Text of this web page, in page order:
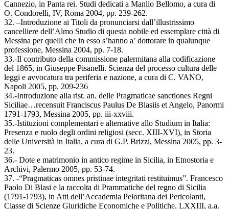
Cannezio, in Panta rei. Studi dedicati a Manlio Bellomo, a cura di
O. Condorelli, IV, Roma 2004, pp. 239-262.
32. –Introduzione ai Titoli da pronunciarsi dall’illustrissimo
cancelliere dell’Almo Studio di questa nobile ed essemplare città di
Messina per quelli che in esso s’hanno a’ dottorare in qualunque
professione, Messina 2004, pp. 7-18.
33.-Il contributo della commissione palermitana alla codificazione
del 1865, in Giuseppe Pisanelli. Scienza del processo cultura delle
leggi e avvocatura tra periferia e nazione, a cura di C. VANO,
Napoli 2005, pp. 209-236
34.-Introduzione alla rist. an. delle Pragmaticae sanctiones Regni
Siciliae…recensuit Franciscus Paulus De Blasiis et Angelo, Panormi
1791-1793, Messina 2005, pp. iii-xxviii.
35.-Istituzioni complementari e alternative allo Studium in Italia:
Presenza e ruolo degli ordini religiosi (secc. XIII-XVI), in Storia
delle Università in Italia, a cura di G.P. Brizzi, Messina 2005, pp. 3-
23.
36.- Dote e matrimonio in antico regime in Sicilia, in Etnostoria e
Archivi, Palermo 2005, pp. 53-74.
37. -“Pragmaticas omnes pristinae integritati restituimus”. Francesco
Paolo Di Blasi e la raccolta di Prammatiche del regno di Sicilia
(1791-1793), in Atti dell’Accademia Peloritana dei Pericolanti,
Classe di Scienze Giuridiche Economiche e Politiche, LXXIII, a.a.